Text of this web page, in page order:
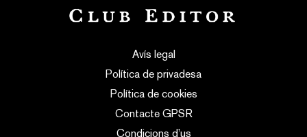
Avís legal
Política de privadesa
Política de cookies
Contacte GPSR
Condicions d’us